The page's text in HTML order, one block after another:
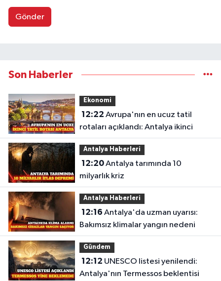
Gönder
Son Haberler
Ekonomi
12:22
rotaları açıklandı: Antalya ikinci
Antalya Haberleri
12:20Antalya tarımında 10
milyarlık kriz
Antalya Haberleri
12:16
Bakımsız klimalar yangın nedeni
Gündem
12:12
Antalya'nın Termessos beklentisi